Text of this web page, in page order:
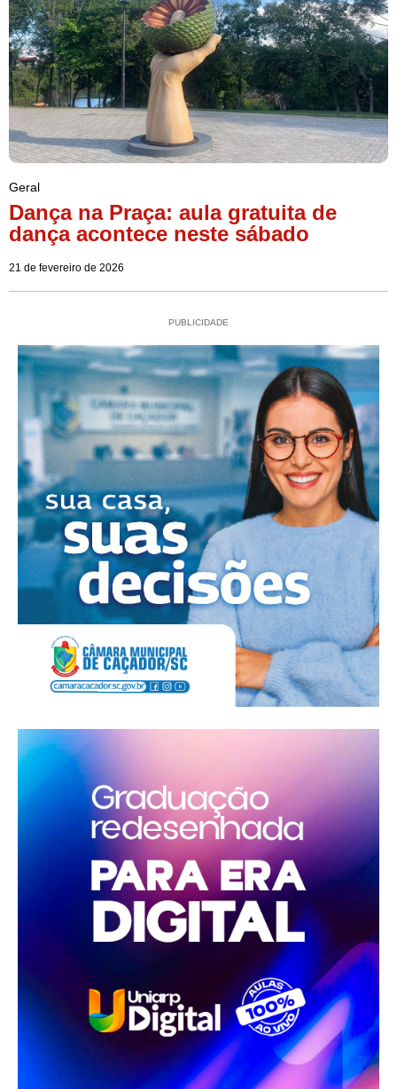
Geral
Dança na Praça: aula gratuita de
dança acontece neste sábado
21 de fevereiro de 2026
PUBLICIDADE